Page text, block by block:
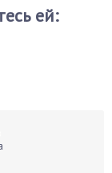
ей: